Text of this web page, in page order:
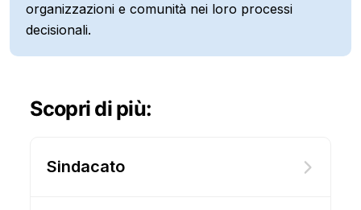
organizzazioni e comunità nei loro processi
decisionali.
Scopri di più:
Sindacato